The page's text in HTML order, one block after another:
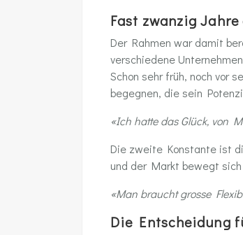
Fast zwanzig
Der Rahmen war damit
verschiedene
Schon sehr früh, noch vor
begegnen, die sein
«Ich hatte das Glück, von
Die zweite Konstante ist
und der Markt bewegt
«Man braucht grosse
Die Entscheidung